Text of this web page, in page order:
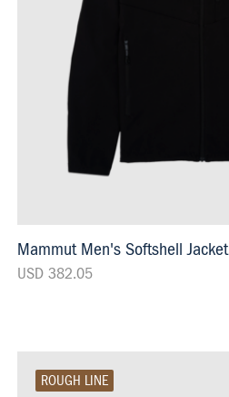
Mammut Men's Softshell Jacket
USD 382.05
ROUGH LINE